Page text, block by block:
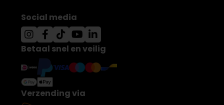
Social media
Betaal snel en veilig
Verzending via